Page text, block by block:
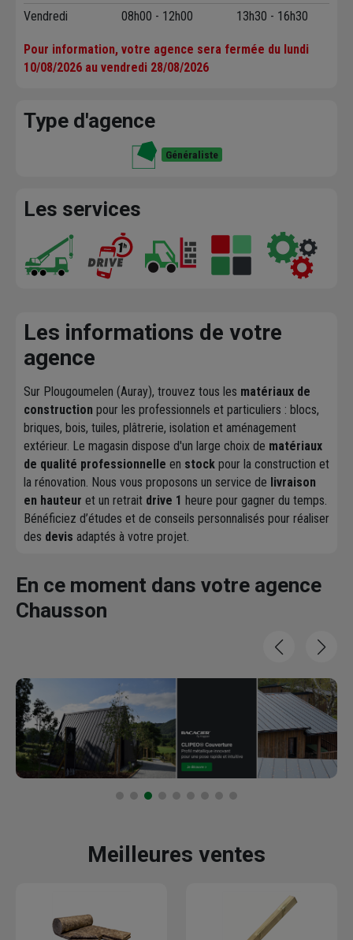
Vendredi
08h00 - 12h00 13h30 - 16h30
Pour information, votre agence sera fermée du lundi
10/08/2026 au vendredi 28/08/2026
Type d'agence
Généraliste
Les services
Les informations de votre
agence
Sur Plougoumelen (Auray), trouvez tous les matériaux de
construction pour les professionnels et particuliers : blocs,
briques, bois, tuiles, plâtrerie, isolation et aménagement
extérieur. Le magasin dispose d'un large choix de matériaux
de qualité professionnelle en stock pour la construction et
la rénovation. Nous vous proposons un service de livraison
en hauteur et un retrait drive 1 heure pour gagner du temps.
Bénéficiez d’études et de conseils personnalisés pour réaliser
des devis adaptés à votre projet.
En ce moment dans votre agence
Chausson
Meilleures ventes